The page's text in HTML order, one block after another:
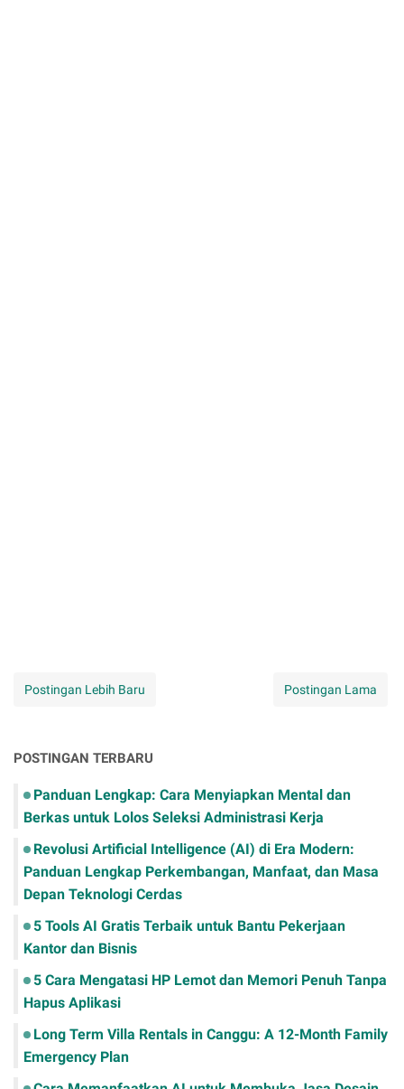
Postingan Lebih Baru Postingan Lama
POSTINGAN TERBARU
Panduan Lengkap: Cara Menyiapkan Mental dan
Berkas untuk Lolos Seleksi Administrasi Kerja
Revolusi Artificial Intelligence (AI) di Era Modern:
Panduan Lengkap Perkembangan, Manfaat, dan Masa
Depan Teknologi Cerdas
​5 Tools AI Gratis Terbaik untuk Bantu Pekerjaan
Kantor dan Bisnis
​5 Cara Mengatasi HP Lemot dan Memori Penuh Tanpa
Hapus Aplikasi
Long Term Villa Rentals in Canggu: A 12-Month Family
Emergency Plan